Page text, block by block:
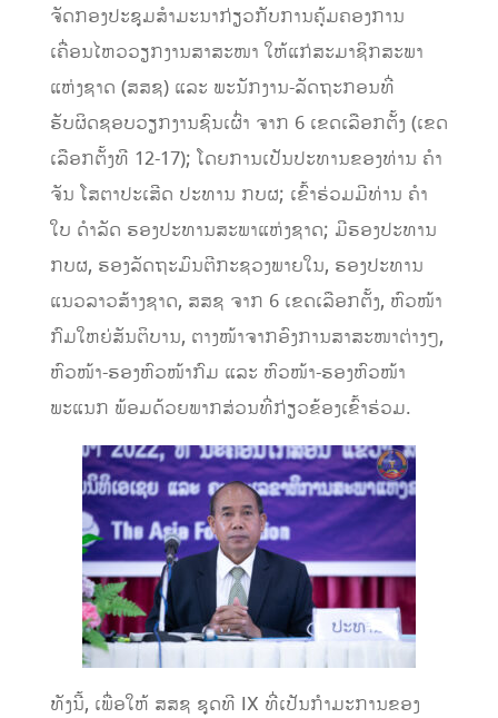
ຈັດກອງປະຊຸມສຳມະນາກ່ຽວກັບການຄຸ້ມຄອງການ
ເຄື່ອນໄຫວວຽກງານສາສະໜາ ໃຫ້ແກ່ສະມາຊິກສະພາ
ແຫ່ງຊາດ (ສສຊ) ແລະ ພະນັກງານ-ລັດຖະກອນທີ່
ຮັບຜິດຊອບວຽກງານຊົນເຜົ່າ ຈາກ 6 ເຂດເລືອກຕັ້ງ (ເຂດ
ເລືອກຕັ້ງທີ 12-17); ໂດຍການເປັນປະທານຂອງທ່ານ ຄໍາ
ຈັນ ໂສຕາປະເສີດ ປະທານ ກບຜ; ເຂົ້າຮ່ວມມີທ່ານ ຄຳ
ໃບ ດຳລັດ ຮອງປະທານສະພາແຫ່ງຊາດ; ມີຮອງປະທານ
ກບຜ, ຮອງລັດຖະມົນຕີກະຊວງພາຍໃນ, ຮອງປະທານ
ແນວລາວສ້າງຊາດ, ສສຊ ຈາກ 6ເຂດເລືອກຕັ້ງ, ຫົວໜ້າ
ກົມໃຫຍ່ສັນຕິບານ, ຕາງໜ້າຈາກອົງການສາສະໜາຕ່າງໆ,
ຫົວໜ້າ-ຮອງຫົວໜ້າກົມ ແລະ ຫົວໜ້າ-ຮອງຫົວໜ້າ
ພະແນກ ພ້ອມດ້ວຍພາກສ່ວນທີ່ກ່ຽວຂ້ອງເຂົ້າຮ່ວມ.
ທັງນີ້, ເພື່ອໃຫ້ ສສຊ ຊຸດທີ IX ທີ່ເປັນກຳມະການຂອງ